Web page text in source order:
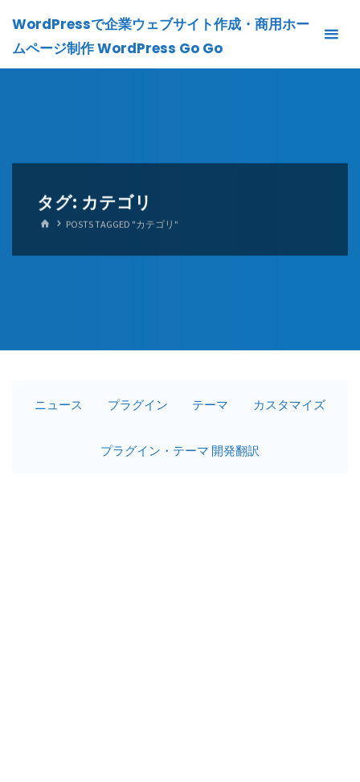
content
WordPressで企業ウェブサイト作成・商用ホー
ムページ制作 WordPress Go Go
タグ: カテゴリ
HOMEPOSTS TAGGED "カテゴリ"
ニュース プラグイン テーマ カスタマイズ
プラグイン・テーマ 開発翻訳